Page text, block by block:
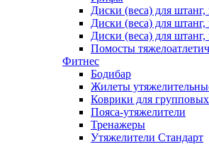
Диски (веса) для
Диски (веса) для
Диски (веса) для
Помосты
Фитнес
Бодибар
Жилеты
Коврики для
Пояса-утяжелители
Тренажеры
Утяжелители Стандарт